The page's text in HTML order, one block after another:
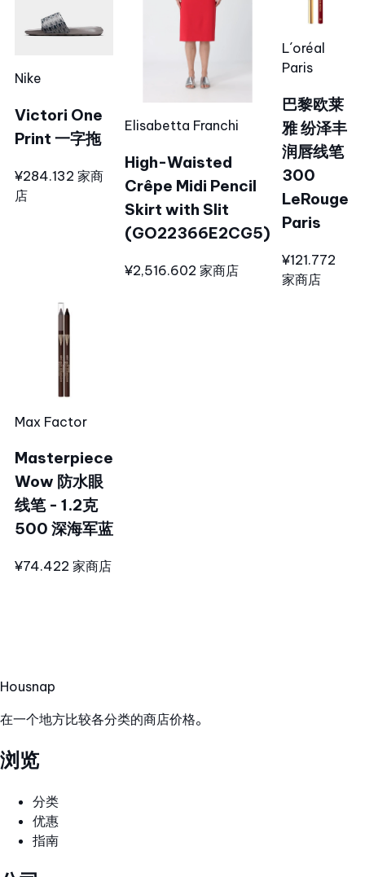
Nike
Victori One
Print 一字拖
¥284.132 家商
店
Elisabetta Franchi
High-Waisted
Crêpe Midi Pencil
Skirt with Slit
(GO22366E2CG5)
¥2,516.602 家商店
L´oréal
Paris
巴黎欧莱
雅 纷泽丰
润唇线笔
300
LeRouge
Paris
¥121.772
家商店
Max Factor
Masterpiece
Wow 防水眼
线笔 - 1.2克
500 深海军蓝
¥74.422 家商店
Housnap
在一个地方比较各分类的商店价格。
浏览
分类
优惠
指南